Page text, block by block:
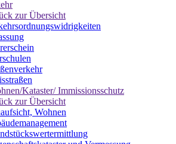
zur Übersicht
Kataster/ Immissionsschutz
zur Übersicht
Wohnen